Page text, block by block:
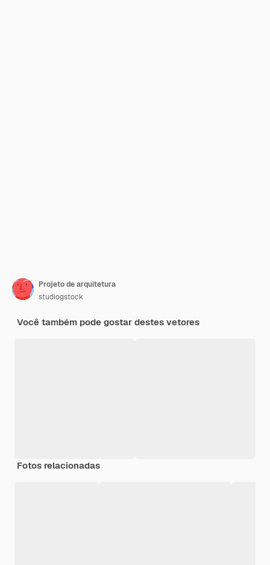
Projeto de arquitetura
studiogstock
Você também pode gostar destes vetores
Fotos relacionadas